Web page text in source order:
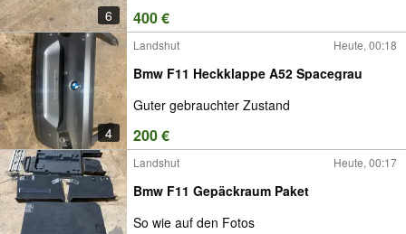
6 400 €
4
Landshut Heute, 00:18
Bmw F11 Heckklappe A52 Spacegrau
Guter gebrauchter Zustand
200 €
Landshut Heute, 00:17
Bmw F11 Gepäckraum Paket
So wie auf den Fotos